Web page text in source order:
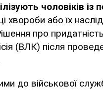
чоловіків із
хвороби або їх
про
(ВЛК) після
до військової